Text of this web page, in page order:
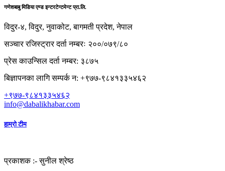
गणेशबाबु मिडिया एण्ड इन्टरटेन्टमेन्ट प्रा.लि.
विदुर-४, विदुर, नुवाकोट, बागमती प्रदेश, नेपाल
सञ्चार रजिस्ट्रार दर्ता नम्बरः २००/०७९/८०
प्रेस काउन्सिल दर्ता नम्बर: ३८७५
बिज्ञापनका लागि सम्पर्क न: +९७७-९८४१३३५४६२
+९७७-९८४१३३५४६२
info@dabalikhabar.com
हाम्रो टीम
प्रकाशक :-सुनील श्रेष्ठ